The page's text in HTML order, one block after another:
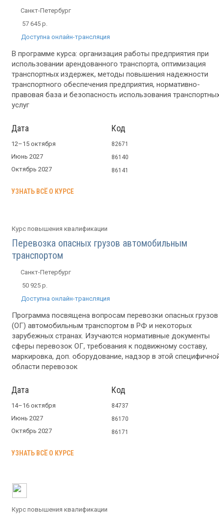
Санкт-Петербург
57 645 р.
Доступна онлайн-трансляция
В программе курса: организация работы предприятия при
использовании арендованного транспорта, оптимизация
транспортных издержек, методы повышения надежности
транспортного обеспечения предприятия, нормативно-
правовая база и безопасность использования
услуг
Дата
12–15 октября
Июнь 2027
Октябрь 2027
Код
82671
86140
86141
УЗНАТЬ ВСЁ О КУРСЕ
Курс повышения квалификации
Перевозка опасных грузов автомобильным
транспортом
Санкт-Петербург
50 925 р.
Доступна онлайн-трансляция
Программа посвящена вопросам перевозки опасных грузов
(ОГ) автомобильным транспортом в РФ и некоторых
зарубежных странах. Изучаются нормативные документы
сферы перевозок ОГ, требования к подвижному составу,
маркировка, доп. оборудование, надзор в этой
области перевозок
Дата
14–16 октября
Июнь 2027
Октябрь 2027
Код
84737
86170
86171
УЗНАТЬ ВСЁ О КУРСЕ
Курс повышения квалификации